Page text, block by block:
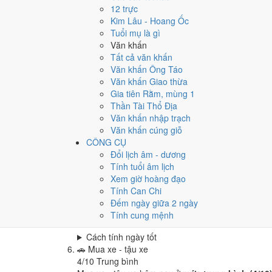
12 trực
Kim Lâu - Hoang Ốc
Tuổi mụ là gì
Văn khấn
Tất cả văn khấn
Văn khấn Ông Táo
Văn khấn Giao thừa
Gia tiên Rằm, mùng 1
Thần Tài Thổ Địa
Văn khấn nhập trạch
Văn khấn cúng giỗ
CÔNG CỤ
Đổi lịch âm - dương
Tính tuổi âm lịch
Xem giờ hoàng đạo
Tính Can Chi
Đếm ngày giữa 2 ngày
Tính cung mệnh
Cách tính ngày tốt
Khai trương - mở cửa hàng
Trung bình
Khai trương - mở cửa hàng hôm nay ở
Cách tính ngày tốt
Ký hợp đồng - giao ước
Tốt
Ký hợp đồng - giao ước hôm nay ở
Cách tính ngày tốt
🏗️ Động thổ - khởi công
Trung bình
Động thổ - khởi công hôm nay ở
Cách tính ngày tốt
Nhập trạch - vào nhà mới
Trung bình
Nhập trạch - vào nhà mới hôm nay ở
Cách tính ngày tốt
🚗 Mua xe - tậu xe
4/10 Trung bình